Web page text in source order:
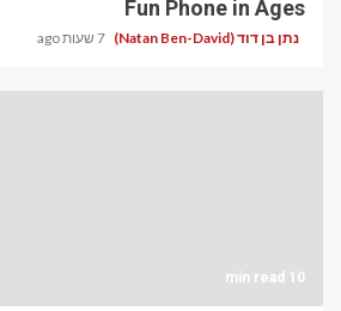
Fun Phone in Ages
נתן בן דוד (Natan Ben-David) 7 שעות ago
10 min read